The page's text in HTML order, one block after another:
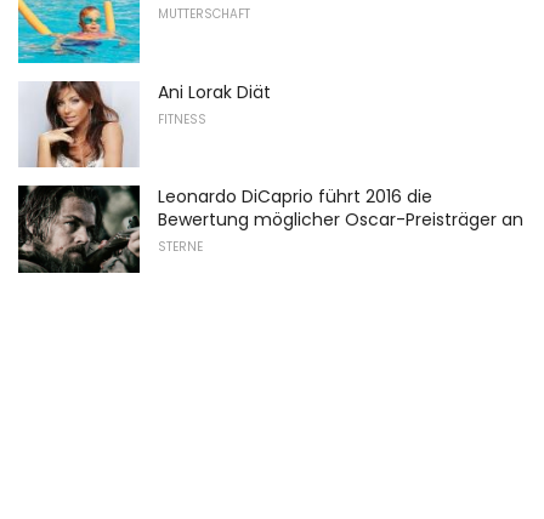
MUTTERSCHAFT
Ani Lorak Diät
FITNESS
Leonardo DiCaprio führt 2016 die
Bewertung möglicher Oscar-Preisträger an
STERNE